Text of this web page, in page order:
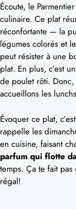
Écoute, le
culinaire. Ce plat
réconfortante — la
légumes colorés et
peut résister à une
plat. En plus, c’est
de poulet rôti. Donc,
accueillons les
Évoquer ce plat,
rappelle les
en cuisine, faisant
parfum qui flotte
temps. Ça te fait
régal!